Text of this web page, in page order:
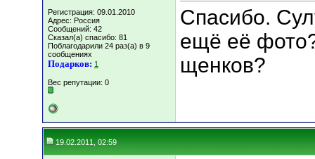
Регистрация: 09.01.2010
Адрес: Россия
Сообщений: 42
Сказал(а) спасибо: 81
Поблагодарили 24 раз(а) в 9
сообщениях
Подарков: 1
Вес репутации: 0
Спасибо.
ещё её
щенков?
19.02.2011, 02:59